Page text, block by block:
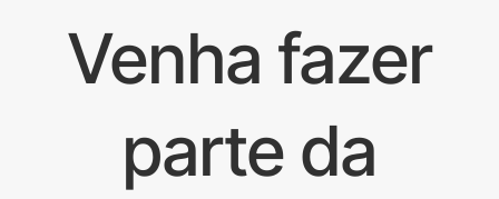
Venha fazer
parte da